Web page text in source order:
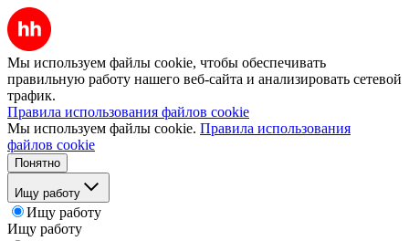
Мы используем файлы cookie, чтобы обеспечивать
правильную работу нашего веб-сайта и анализировать сетевой
трафик.
Правила использования файлов cookie
Мы используем файлы cookie. Правила использования
файлов cookie
Понятно
Ищу работу
Ищу работу
Ищу работу